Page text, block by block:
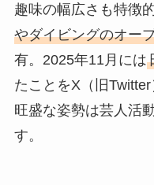
趣味の幅広さも特徴的
やダイビングのオー
有。2025年11月には
たことをX（旧
旺盛な姿勢は芸人活
す。